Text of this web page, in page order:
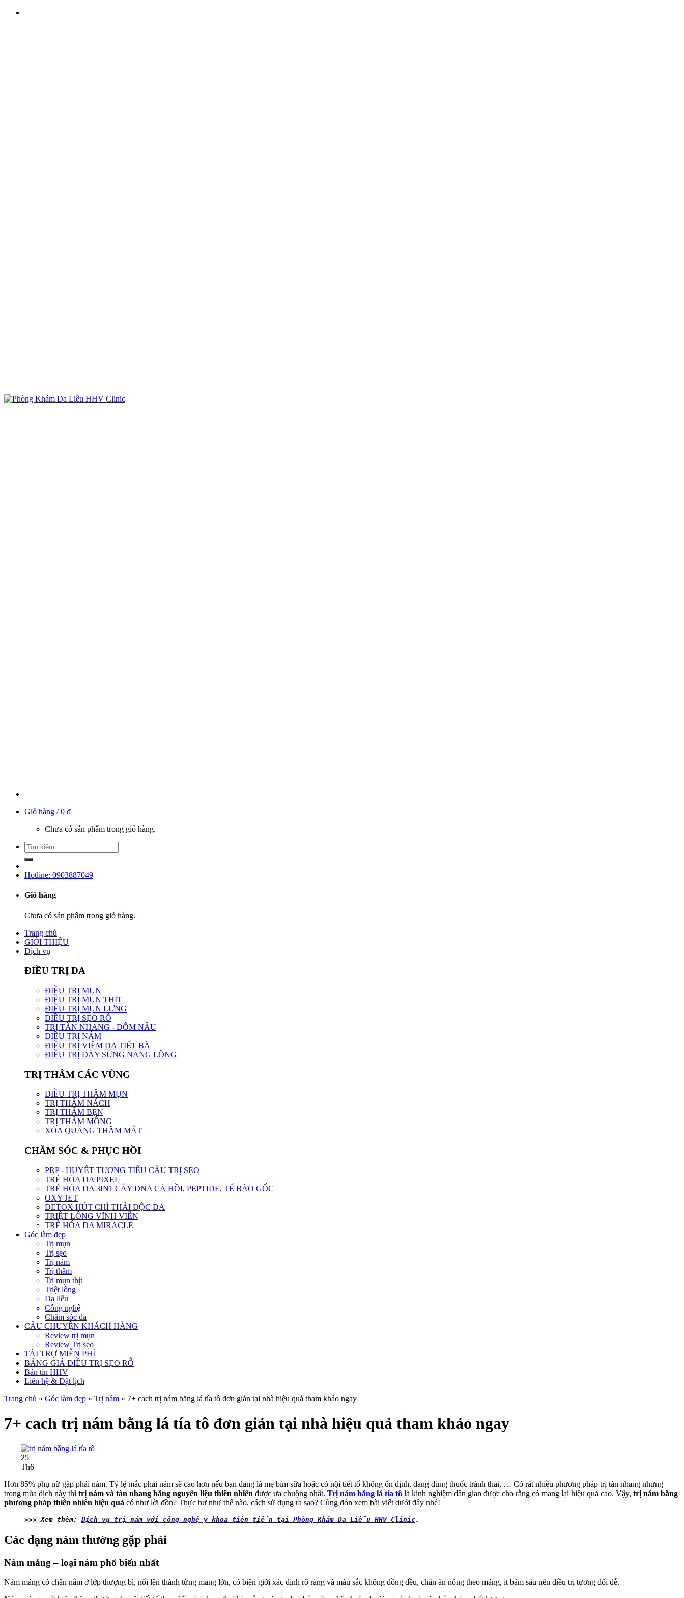
Giỏ hàng /0 ₫
Chưa có sản phẩm trong giỏ hàng.
Hotline: 0903887049
Giỏ hàng
Chưa có sản phẩm trong giỏ hàng.
Trang chủ
GIỚI THIỆU
Dịch vụ
ĐIỀU TRỊ DA
ĐIỀU TRỊ MỤN
ĐIỀU TRỊ MỤN THỊT
ĐIỀU TRỊ MỤN LƯNG
ĐIỀU TRỊ SẸO RỖ
TRỊ TÀN NHANG - ĐỐM NÂU
ĐIỀU TRỊ NÁM
ĐIỀU TRỊ VIÊM DA TIẾT BÃ
ĐIỀU TRỊ DÀY SỪNG NANG LÔNG
TRỊ THÂM CÁC VÙNG
ĐIỀU TRỊ THÂM MỤN
TRỊ THÂM NÁCH
TRỊ THÂM BẸN
TRỊ THÂM MÔNG
XÓA QUẦNG THÂM MẮT
CHĂM SÓC & PHỤC HỒI
PRP - HUYẾT TƯƠNG TIỂU CẦU TRỊ SẸO
TRẺ HÓA DA PIXEL
TRẺ HÓA DA 3IN1 CẤY DNA CÁ HỒI, PEPTIDE, TẾ BÀO GỐC
OXY JET
DETOX HÚT CHÌ THẢI ĐỘC DA
TRIỆT LÔNG VĨNH VIỄN
TRẺ HÓA DA MIRACLE
Góc làm đẹp
Trị mụn
Trị sẹo
Trị nám
Trị thâm
Trị mụn thịt
Triệt lông
Da liễu
Công nghệ
Chăm sóc da
CÂU CHUYỆN KHÁCH HÀNG
Review trị mụn
Review Trị sẹo
TÀI TRỢ MIỄN PHÍ
BẢNG GIÁ ĐIỀU TRỊ SẸO RỖ
Bản tin HHV
Liên hệ & Đặt lịch
Trang chủ » Góc làm đẹp » Trị nám » 7+ cach trị nám bằng lá tía tô đơn giản tại nhà hiệu quả tham khảo ngay
7+ cach trị nám bằng lá tía tô đơn giản tại nhà hiệu quả tham khảo ngay
25
Th6
Hơn 85% phụ nữ gặp phải nám. Tỷ lệ mắc phải nám sẽ cao hơn nếu bạn đang là mẹ bỉm sữa hoặc có nội tiết tố không ổn định, đang dùng thuốc tránh thai, … Có rất nhiều phương pháp trị tàn nhang nhưng
trong mùa dịch này thì trị nám và tàn nhang bằng nguyên liệu thiên nhiên được ưa chuộng nhất. Trị nám bằng lá tía tô là kinh nghiệm dân gian được cho rằng có mang lại hiệu quả cao. Vậy, trị nám bằng
phương pháp thiên nhiên hiệu quả có như lời đồn? Thực hư như thế nào, cách sử dụng ra sao? Cùng đón xem bài viết dưới đây nhé!
>>> Xem thêm: Dịch vụ trị nám với công nghệ y khoa tiên tiến tại Phòng Khám Da Liễu HHV Clinic.
Các dạng nám thường gặp phải
Nám mảng – loại nám phổ biến nhất
Nám mảng có chân nằm ở lớp thượng bì, nổi lên thành từng mảng lớn, có biên giới xác định rõ ràng và màu sắc không đồng đều, chân ăn nông theo mảng, ít bám sâu nên điều trị tương đối dễ.